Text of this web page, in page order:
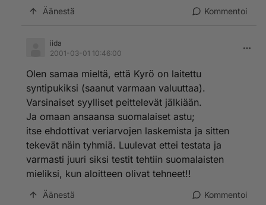
Äänestä Kommentoi
iida
2001-03-01 10:46:00
Olen samaa mieltä, että Kyrö on laitettu
syntipukiksi (saanut varmaan valuuttaa).
Varsinaiset syylliset peittelevät jälkiään.
Ja omaan ansaansa suomalaiset astu;
itse ehdottivat veriarvojen laskemista ja sitten
tekevät näin tyhmiä. Luulevat ettei testata ja
varmasti juuri siksi testit tehtiin suomalaisten
mieliksi, kun aloitteen olivat tehneet!!
Äänestä Kommentoi